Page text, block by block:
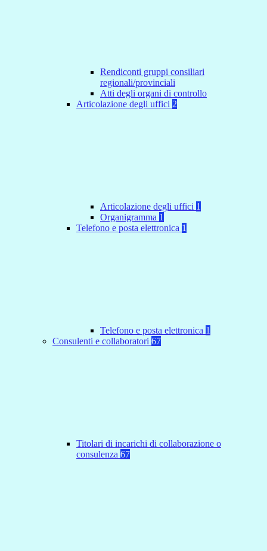
Rendiconti gruppi consiliari
regionali/provinciali
Atti degli organi di controllo
Articolazione degli uffici 2
Articolazione degli uffici 1
Organigramma 1
Telefono e posta elettronica 1
Telefono e posta elettronica 1
Consulenti e collaboratori 67
Titolari di incarichi di collaborazione o
consulenza 67